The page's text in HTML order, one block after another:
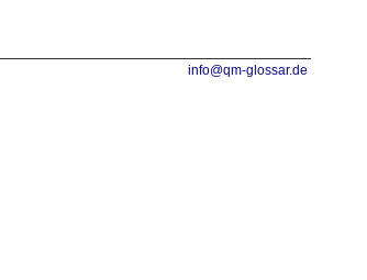
info@qm-glossar.de